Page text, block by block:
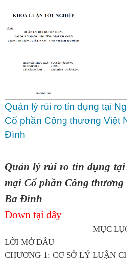
Quản lý rủi ro tín dụng tại
Cổ phần Công thương Việt
Đình
Quản lý rủi ro tín dụng
mại Cổ phần Công
Ba Đình
Down tại đây
MỤC
LỜI MỞ ĐẦU
CHƯƠNG 1: CƠ SỞ LÝ LUẬN